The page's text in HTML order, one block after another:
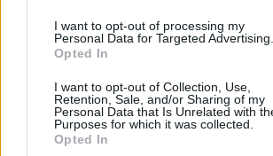
I want to opt-out of processing my
Personal Data for Targeted Advertising.
Opted In
I want to opt-out of Collection, Use,
Retention, Sale, and/or Sharing of my
Personal Data that Is Unrelated with
Purposes for which it was collected.
Opted In
Йокича
победе над
30/АВГ/25 09:12
Вчера вечером шестью матчами
групповой этап Евробаскета-2025.